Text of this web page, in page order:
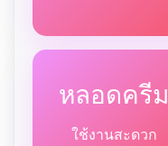
หลอดครีม
ใช้งานสะดวก